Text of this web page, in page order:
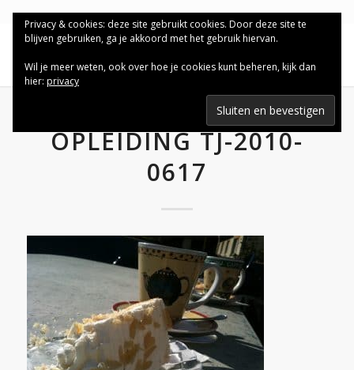
OPLEIDING TJ-2010-
0617
Privacy & cookies: deze site gebruikt cookies. Door deze site te
blijven gebruiken, ga je akkoord met het gebruik hiervan.
Wil je meer weten, ook over hoe je cookies kunt beheren, kijk dan
hier: privacy